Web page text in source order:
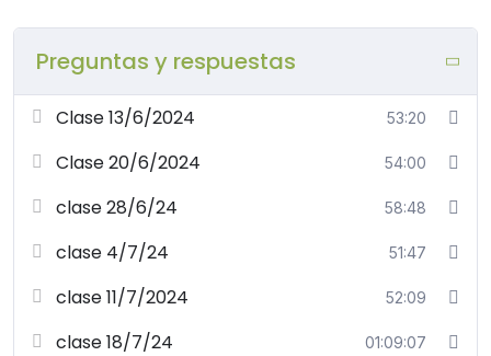
Preguntas y respuestas
Clase 13/6/2024 53:20
Clase 20/6/2024 54:00
clase 28/6/24 58:48
clase 4/7/24 51:47
clase 11/7/2024 52:09
clase 18/7/24 01:09:07